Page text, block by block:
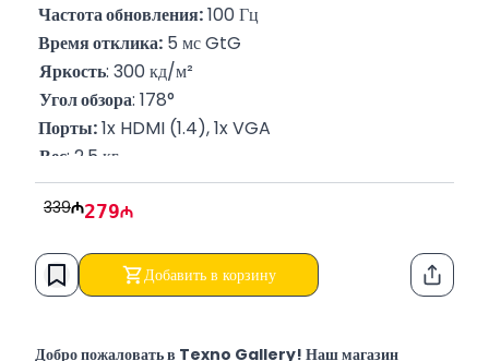
Частота обновления: 100 Гц
Время отклика: 5 мс GtG
Яркость: 300 кд/м²
Угол обзора: 178°
Порты: 1x HDMI (1.4), 1x VGA
Вес: 2,5 кг
P/N: 4C17E9
Гарантия: 12 месяцев
339 279
Добавить в корзину
Добро пожаловать в Texno Gallery! Наш магазин